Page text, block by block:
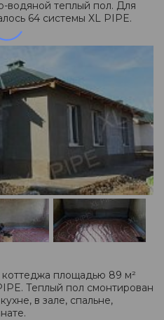
водяной теплый пол. Для
64 системы XL PIPE.
площадью 89 м²
Теплый пол смонтирован
в зале, спальне,